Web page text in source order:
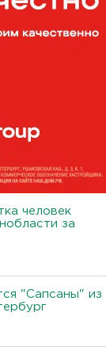
человек
за
"Сапсаны" из